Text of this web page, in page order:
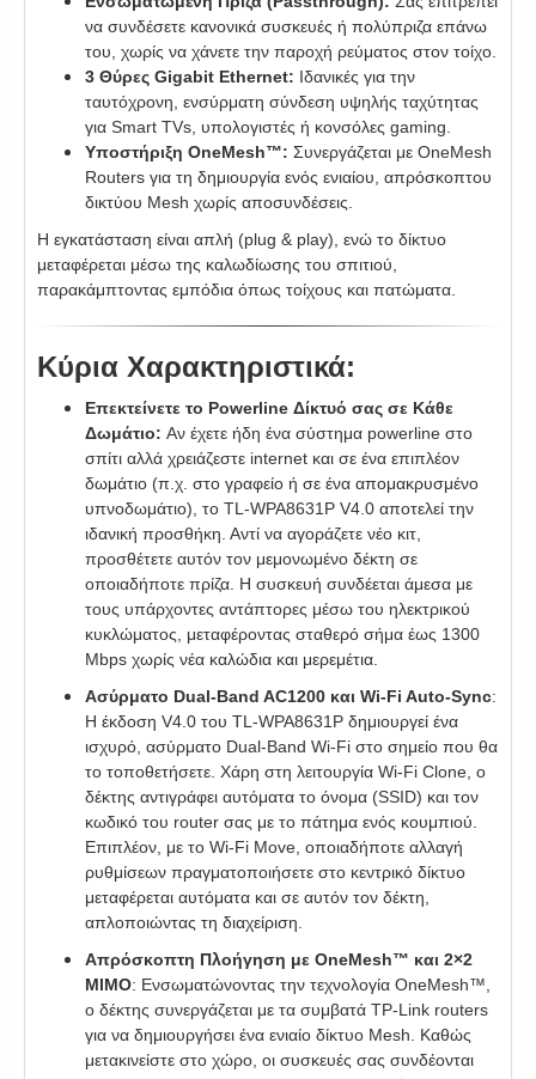
να συνδέσετε κανονικά συσκευές ή πολύπριζα επάνω
του, χωρίς να χάνετε την παροχή ρεύματος στον τοίχο.
3 Θύρες Gigabit Ethernet: Ιδανικές για την
ταυτόχρονη, ενσύρματη σύνδεση υψηλής ταχύτητας
για Smart TVs, υπολογιστές ή κονσόλες gaming.
Υποστήριξη OneMesh™: Συνεργάζεται με OneMesh
Routers για τη δημιουργία ενός ενιαίου, απρόσκοπτου
δικτύου Mesh χωρίς αποσυνδέσεις.
Η εγκατάσταση είναι απλή (plug & play), ενώ το δίκτυο
μεταφέρεται μέσω της καλωδίωσης του σπιτιού,
παρακάμπτοντας εμπόδια όπως τοίχους και πατώματα.
Κύρια Χαρακτηριστικά:
Επεκτείνετε το Powerline Δίκτυό σας σε Κάθε
Δωμάτιο: Αν έχετε ήδη ένα σύστημα powerline στο
σπίτι αλλά χρειάζεστε internet και σε ένα επιπλέον
δωμάτιο (π.χ. στο γραφείο ή σε ένα απομακρυσμένο
υπνοδωμάτιο), το TL-WPA8631P V4.0 αποτελεί την
ιδανική προσθήκη. Αντί να αγοράζετε νέο κιτ,
προσθέτετε αυτόν τον μεμονωμένο δέκτη σε
οποιαδήποτε πρίζα. Η συσκευή συνδέεται άμεσα με
τους υπάρχοντες αντάπτορες μέσω του ηλεκτρικού
κυκλώματος, μεταφέροντας σταθερό σήμα έως 1300
Mbps χωρίς νέα καλώδια και μερεμέτια.
Ασύρματο Dual-Band AC1200 και Wi-Fi Auto-Sync:
Η έκδοση V4.0 του TL-WPA8631P δημιουργεί ένα
ισχυρό, ασύρματο Dual-Band Wi-Fi στο σημείο που θα
το τοποθετήσετε. Χάρη στη λειτουργία Wi-Fi Clone, ο
δέκτης αντιγράφει αυτόματα το όνομα (SSID) και τον
κωδικό του router σας με το πάτημα ενός κουμπιού.
Επιπλέον, με το Wi-Fi Move, οποιαδήποτε αλλαγή
ρυθμίσεων πραγματοποιήσετε στο κεντρικό δίκτυο
μεταφέρεται αυτόματα και σε αυτόν τον δέκτη,
απλοποιώντας τη διαχείριση.
Απρόσκοπτη Πλοήγηση με OneMesh™ και 2×2
MIMO: Ενσωματώνοντας την τεχνολογία OneMesh™,
ο δέκτης συνεργάζεται με τα συμβατά TP-Link routers
για να δημιουργήσει ένα ενιαίο δίκτυο Mesh. Καθώς
μετακινείστε στο χώρο, οι συσκευές σας συνδέονται